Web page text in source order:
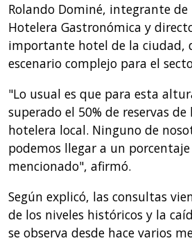
Rolando Dominé, integrante de
Hotelera Gastronómica y
importante hotel de la ciudad,
escenario complejo para el
"Lo usual es que para esta
superado el 50% de reservas
hotelera local. Ninguno de
podemos llegar a un
mencionado", afirmó.
Según explicó, las consultas
de los niveles históricos y la
se observa desde hace varios